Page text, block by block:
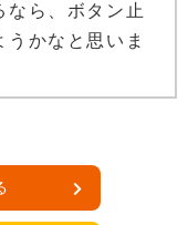
なら、ボタン止
かなと思いま